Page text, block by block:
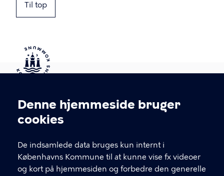
Cookieindstillinger
Denne hjemmeside bruger
cookies
De indsamlede data bruges kun internt i
Københavns Kommune til at kunne vise fx videoer
og kort på hjemmesiden og forbedre den generelle
Til top
Kontakt Københavns Kommune
T
fFind andre kontakter her
CVR-nummer64942212